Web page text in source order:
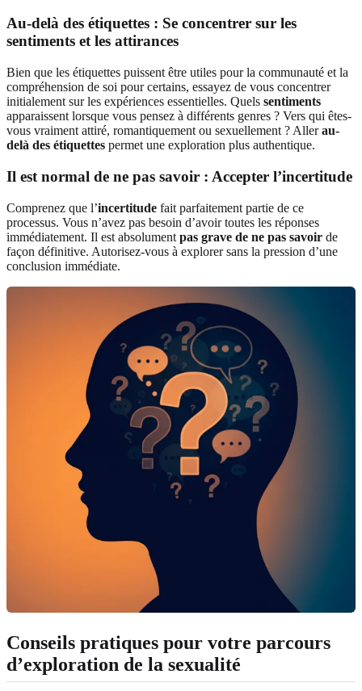
Au-delà des étiquettes : Se concentrer sur les
sentiments et les attirances
Bien que les étiquettes puissent être utiles pour la communauté et la
compréhension de soi pour certains, essayez de vous concentrer
initialement sur les expériences essentielles. Quels sentiments
apparaissent lorsque vous pensez à différents genres ? Vers qui êtes-
vous vraiment attiré, romantiquement ou sexuellement ? Allerau-
delà des étiquettes permet une exploration plus authentique.
Il est normal de ne pas savoir : Accepter l’incertitude
Comprenez que l’incertitude fait parfaitement partie de ce
processus. Vous n’avez pas besoin d’avoir toutes les réponses
immédiatement. Il est absolument pas grave de ne pas savoir de
façon définitive. Autorisez-vous à explorer sans la pression d’une
conclusion immédiate.
Conseils pratiques pour votre parcours
d’exploration de la sexualité